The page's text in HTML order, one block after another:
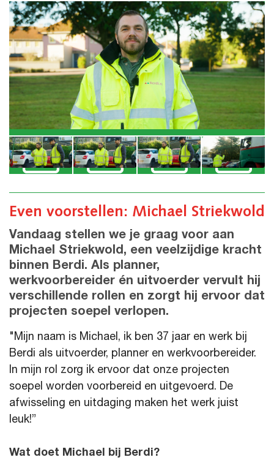
Even voorstellen: Michael Striekwold
Vandaag stellen we je graag voor aan
Michael Striekwold, een veelzijdige kracht
binnen Berdi. Als planner,
werkvoorbereider én uitvoerder vervult hij
verschillende rollen en zorgt hij ervoor dat
projecten soepel verlopen.
"Mijn naam is Michael, ik ben 37 jaar en werk bij
Berdi als uitvoerder, planner en werkvoorbereider.
In mijn rol zorg ik ervoor dat onze projecten
soepel worden voorbereid en uitgevoerd. De
afwisseling en uitdaging maken het werk juist
leuk!”
Wat doet Michael bij Berdi?